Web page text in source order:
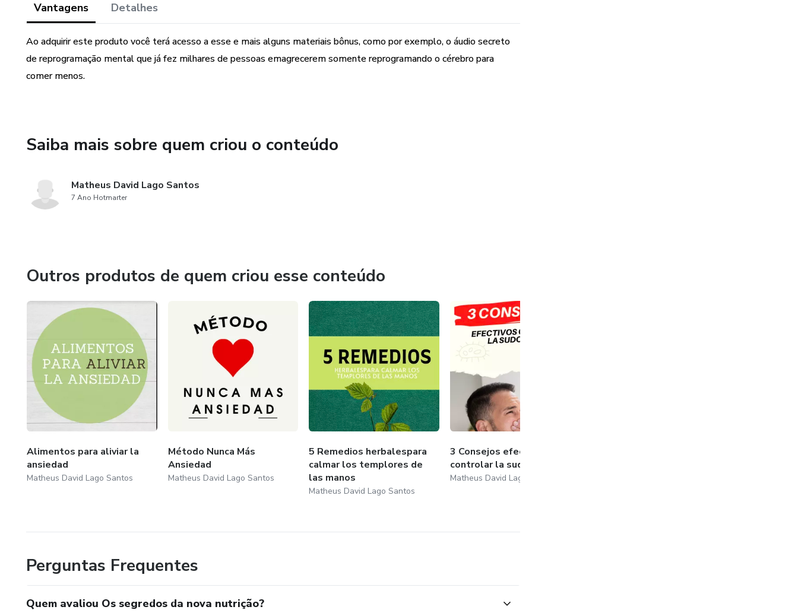
Vantagens Detalhes
Ao adquirir este produto você terá acesso a esse e mais alguns materiais bônus, como por exemplo, o áudio secreto
de reprogramação mental que já fez milhares de pessoas emagrecerem somente reprogramando o cérebro para
comer menos.
Saiba mais sobre quem criou o conteúdo
Matheus David Lago Santos
7 Ano Hotmarter
Outros produtos de quem criou esse conteúdo
Alimentos para aliviar la
ansiedad
Matheus David Lago Santos
Método Nunca Más
Ansiedad
Matheus David Lago Santos
5 Remedios herbalespara
calmar los templores de
las manos
Matheus David Lago Santos
3 Consejos efectivos
controlar la sudoración
Matheus David Lago Santos
Perguntas Frequentes
Quem avaliou Os segredos da nova nutrição?